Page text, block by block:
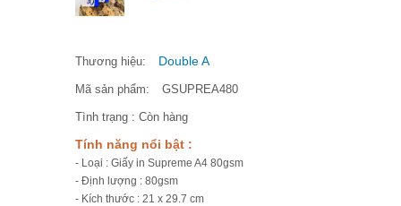
Thương hiệu: Double A
Mã sản phẩm: GSUPREA480
Tình trạng : Còn hàng
Tính năng nổi bật :
- Loại : Giấy in Supreme A4 80gsm
- Định lượng : 80gsm
- Kích thước : 21 x 29.7 cm